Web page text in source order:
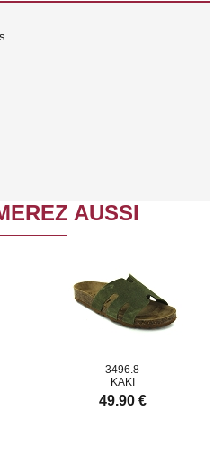
AUSSI
3496.8
KAKI
49.90 €